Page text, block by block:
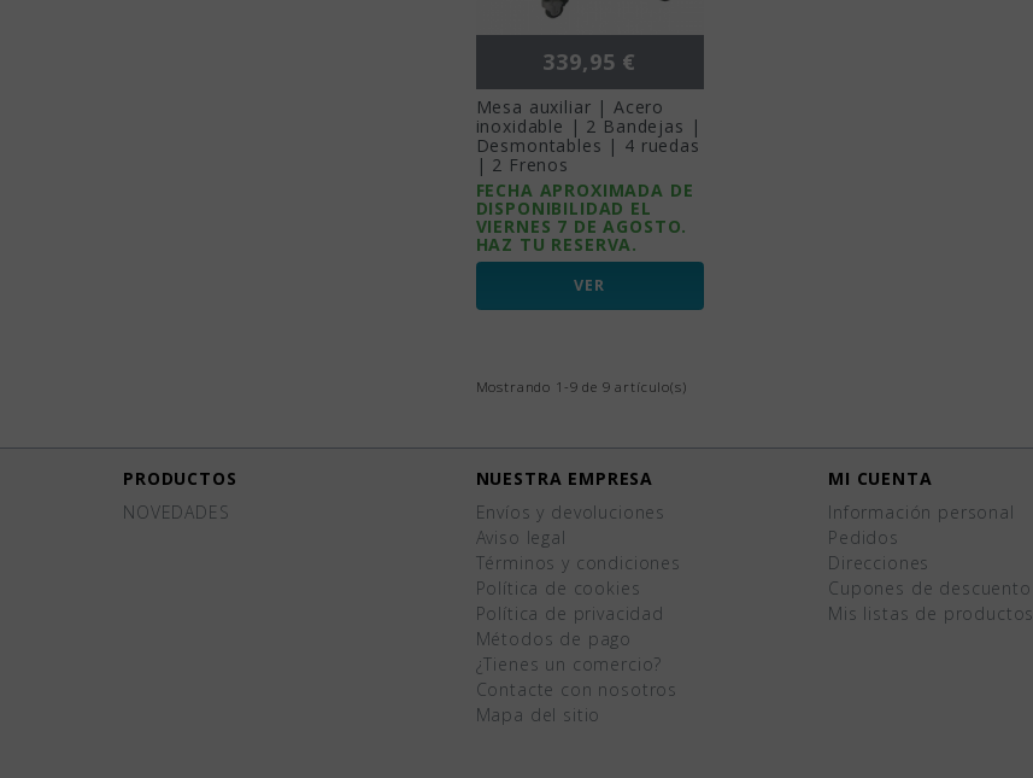
Precio
339,95 €
Mesa auxiliar | Acero
inoxidable | 2 Bandejas |
Desmontables | 4 ruedas
| 2 Frenos
FECHA APROXIMADA DE
DISPONIBILIDAD EL
VIERNES 7 DE AGOSTO.
HAZ TU RESERVA.
VER
Mostrando 1-9 de 9 artículo(s)
PRODUCTOS
NOVEDADES
NUESTRA EMPRESA
Envíos y devoluciones
Aviso legal
Términos y condiciones
Política de cookies
Política de privacidad
Métodos de pago
¿Tienes un comercio?
Contacte con nosotros
Mapa del sitio
MI CUENTA
Información personal
Pedidos
Direcciones
Cupones de descuento
Mis listas de productos